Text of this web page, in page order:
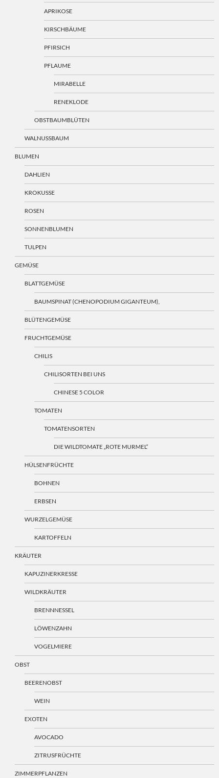
APRIKOSE
KIRSCHBÄUME
PFIRSICH
PFLAUME
MIRABELLE
RENEKLODE
OBSTBAUMBLÜTEN
WALNUSSBAUM
BLUMEN
DAHLIEN
KROKUSSE
ROSEN
SONNENBLUMEN
TULPEN
GEMÜSE
BLATTGEMÜSE
BAUMSPINAT (CHENOPODIUM GIGANTEUM),
BLÜTENGEMÜSE
FRUCHTGEMÜSE
CHILIS
CHILISORTEN BEI UNS
CHINESE 5 COLOR
TOMATEN
TOMATENSORTEN
DIE WILDTOMATE „ROTE MURMEL“
HÜLSENFRÜCHTE
BOHNEN
ERBSEN
WURZELGEMÜSE
KARTOFFELN
KRÄUTER
KAPUZINERKRESSE
WILDKRÄUTER
BRENNNESSEL
LÖWENZAHN
VOGELMIERE
OBST
BEERENOBST
WEIN
EXOTEN
AVOCADO
ZITRUSFRÜCHTE
ZIMMERPFLANZEN